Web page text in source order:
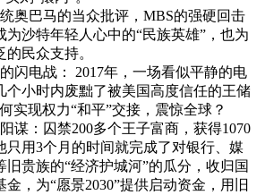
奥巴马的当众批评，MBS的强硬回击
为沙特年轻人心中的“民族英雄”，也为
民众支持。
闪电战： 2017年，一场看似平静的电
个小时内废黜了被美国高度信任的王储
实现权力“和平”交接，震惊全球？
谋：囚禁200多个王子富商，获得1070
只用3个月的时间就完成了对银行、媒
旧贵族的“经济护城河”的瓜分，收归国
，为“愿景2030”提供启动资金，用旧